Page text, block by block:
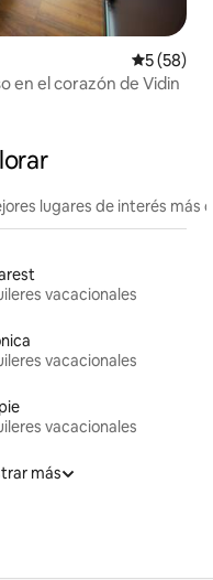
5 (58)
en el corazón de Vidin
lugares de interés más
vacacionales
vacacionales
vacacionales
más